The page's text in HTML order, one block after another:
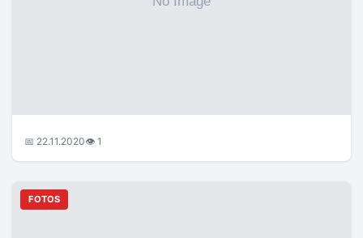
📅 22.11.2020👁 1
FOTOS